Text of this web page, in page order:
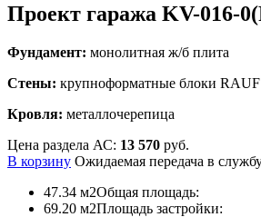
Проект гаража KV-016-
Фундамент: монолитная ж/б плита
Стены: крупноформатные блоки RAUF
Кровля: металлочерепица
Цена раздела АС: 13 570 руб.
В корзину Ожидаемая передача в
47.34 м2Общая площадь:
69.20 м2Площадь застройки: